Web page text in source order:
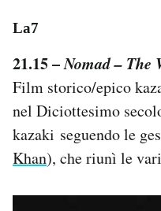
La7
21.15 –Nomad – The
Film storico/epico
nel Diciottesimo
kazaki seguendo le
Khan), che riunì le